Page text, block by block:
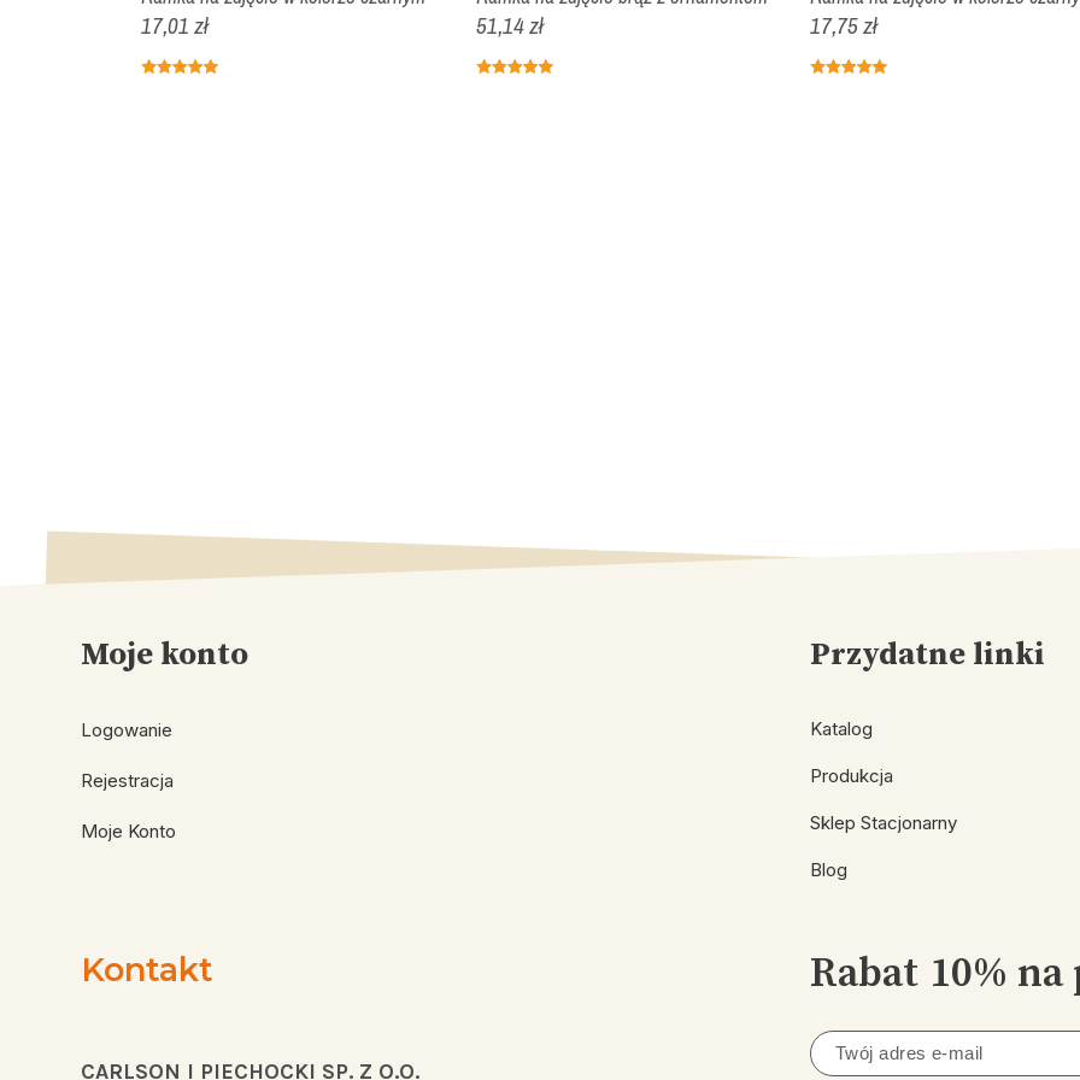
17,01 zł 51,14 zł 17,75 zł
Moje konto
Logowanie
Rejestracja
Moje Konto
Przydatne linki
Katalog
Produkcja
Sklep Stacjonarny
Blog
Kontakt
CARLSON I PIECHOCKI SP. Z O.O.
Rabat 10%